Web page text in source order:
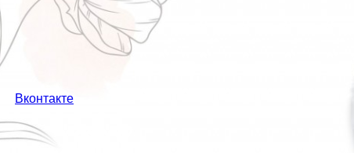
Вконтакте